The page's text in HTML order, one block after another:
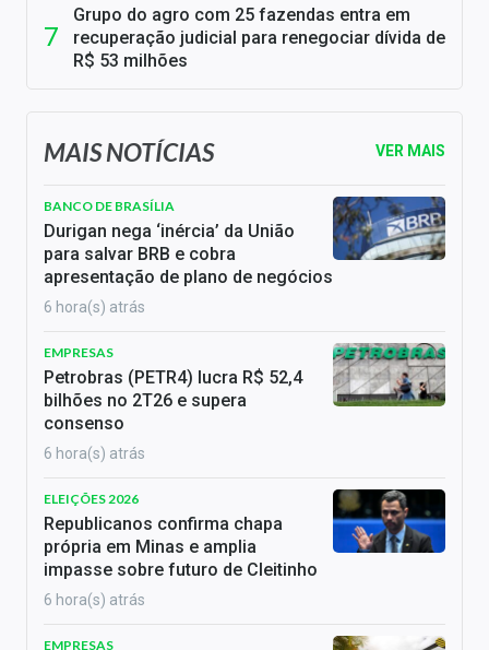
Grupo do agro com 25 fazendas entra em
recuperação judicial para renegociar dívida de
R$ 53 milhões
MAIS NOTÍCIAS VER MAIS
BANCO DE BRASÍLIA
Durigan nega ‘inércia’ da União
para salvar BRB e cobra
apresentação de plano de negócios
6 hora(s) atrás
EMPRESAS
Petrobras (PETR4) lucra R$ 52,4
bilhões no 2T26 e supera
consenso
6 hora(s) atrás
ELEIÇÕES 2026
Republicanos confirma chapa
própria em Minas e amplia
impasse sobre futuro de Cleitinho
6 hora(s) atrás
EMPRESAS